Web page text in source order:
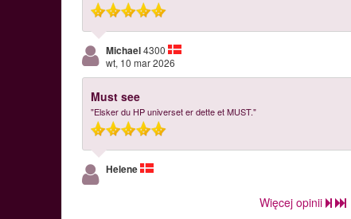
Michael4300
wt, 10 mar 2026
Must see
"Elsker du HP universet er dette et MUST."
Helene
Więcej opinii